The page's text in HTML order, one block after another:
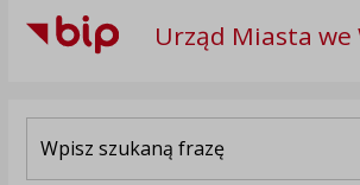
Urząd Miasta we